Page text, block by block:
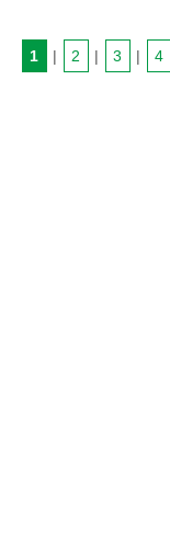
1 | 2 | 3 | 4